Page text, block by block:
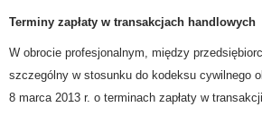
Terminy zapłaty w transakcjach handlowych
W obrocie profesjonalnym, między
szczególny w stosunku do kodeksu cywilnego
8 marca 2013 r. o terminach zapłaty w